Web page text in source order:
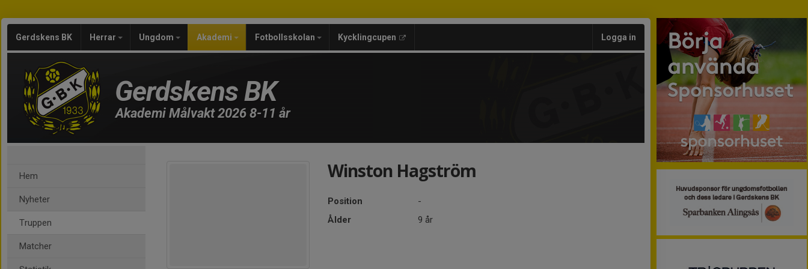
Gerdskens BK Herrar Ungdom Akademi Fotbollsskolan Kycklingcupen Logga in
Gerdskens BK
Akademi Målvakt 2026 8-11 år
Hem
Nyheter
Truppen
Matcher
Winston Hagström
Position
-
Ålder
9 år